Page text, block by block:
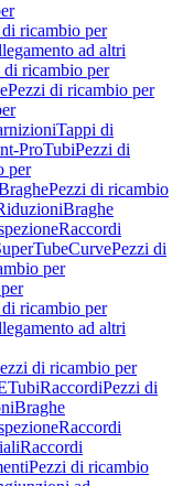
ricambio per
ad altri
di ricambio per
Pezzi di ricambio per
Tappi di
ProTubiPezzi di
per
Pezzi di ricambio
Braghe
Raccordi
CurvePezzi di
per
ricambio per
ad altri
di ricambio per
TubiRaccordiPezzi di
Braghe
Raccordi
Raccordi
Pezzi di ricambio